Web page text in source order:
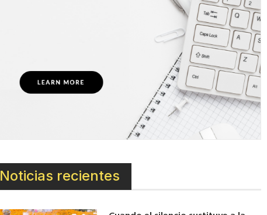
Noticias recientes